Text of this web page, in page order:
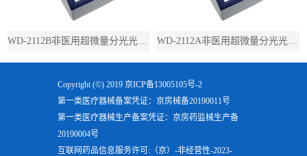
WD-2112B非医用超微量分光光度计（带荧光） WD-2112A非医用超微量分光光度计（不带荧光）
Copyright (©) 2019 京ICP备13005105号-2
第一类医疗器械备案凭证：京房械备20190011号
第一类医疗器械生产备案凭证：京房药监械生产备
20190004号
互联网药品信息服务许可:（京）-非经营性-2023-